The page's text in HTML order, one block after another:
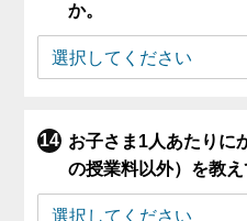
か。
お子さま1人あたりに
の授業料以外）を教え